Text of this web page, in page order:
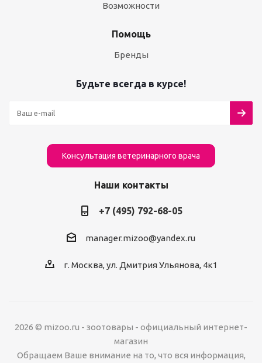
Возможности
Помощь
Бренды
Будьте всегда в курсе!
Консультация ветеринарного врача
Наши контакты
+7 (495) 792-68-05
manager.mizoo@yandex.ru
г. Москва, ул. Дмитрия Ульянова, 4к1
2026 © mizoo.ru - зоотовары - официальный интернет-
магазин
Обращаем Ваше внимание на то, что вся информация,